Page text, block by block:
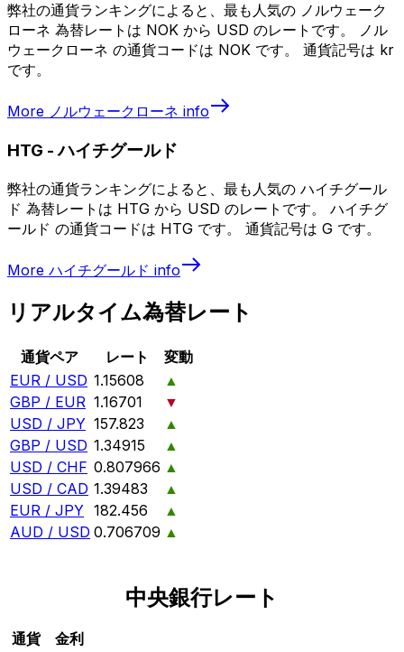
弊社の通貨ランキングによると、最も人気の ノルウェーク
ローネ 為替レートは NOK から USD のレートです。 ノル
ウェークローネ の通貨コードは NOK です。 通貨記号は kr
です。
More ノルウェークローネ info
HTG -ハイチグールド
弊社の通貨ランキングによると、最も人気の ハイチグール
ド 為替レートは HTG から USD のレートです。 ハイチグ
ールド の通貨コードは HTG です。 通貨記号は G です。
More ハイチグールド info
リアルタイム為替レート
通貨ペア レート
変動
EUR / USD 1.15608
▲
GBP / EUR 1.16701
▼
USD / JPY 157.823
▲
GBP / USD 1.34915
▲
USD / CHF 0.807966 ▲
USD / CAD 1.39483
▲
EUR / JPY 182.456
▲
AUD / USD 0.706709 ▲
中央銀行レート
通貨
金利